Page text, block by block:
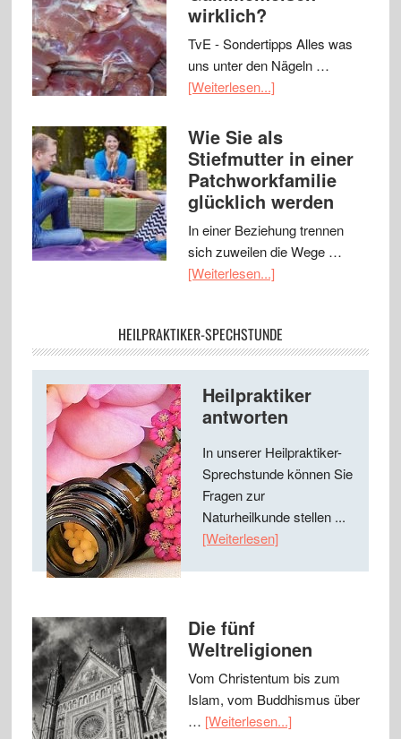
wirklich?
TvE - Sondertipps Alles was
uns unter den Nägeln …
[Weiterlesen...]
Wie Sie als
Stiefmutter in einer
Patchworkfamilie
glücklich werden
In einer Beziehung trennen
sich zuweilen die Wege …
[Weiterlesen...]
HEILPRAKTIKER-SPECHSTUNDE
Heilpraktiker
antworten
In unserer Heilpraktiker-
Sprechstunde können Sie
Fragen zur
Naturheilkunde stellen ...
[Weiterlesen]
Die fünf
Weltreligionen
Vom Christentum bis zum
Islam, vom Buddhismus über
… [Weiterlesen...]